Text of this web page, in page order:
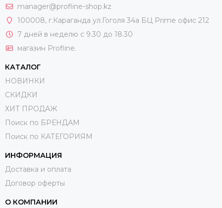
manager@profline-shop.kz
100008, г.Караганда ул.Гоголя 34а БЦ Prime офис 212
7 дней в неделю с 9.30 до 18.30
магазин Profline.
КАТАЛОГ
НОВИНКИ
СКИДКИ
ХИТ ПРОДАЖ
Поиск по БРЕНДАМ
Поиск по КАТЕГОРИЯМ
ИНФОРМАЦИЯ
Доставка и оплата
Договор оферты
О КОМПАНИИ